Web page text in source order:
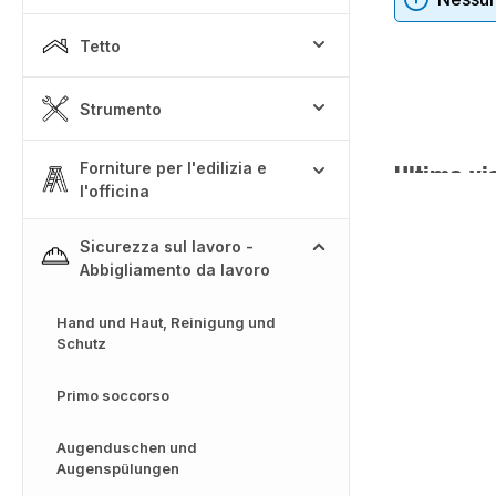
Tetto
Strumento
Forniture per l'edilizia e
l'officina
Sicurezza sul lavoro -
Abbigliamento da lavoro
Hand und Haut, Reinigung und
Schutz
Primo soccorso
Augenduschen und
Augenspülungen
Ultima